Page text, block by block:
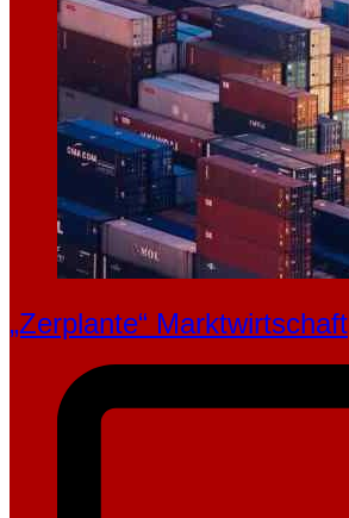
„Zerplante“ Marktwirtschaft